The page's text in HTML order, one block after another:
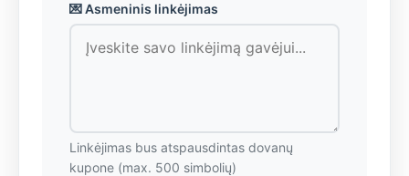
💌 Asmeninis linkėjimas
Linkėjimas bus atspausdintas dovanų
kupone (max. 500 simbolių)